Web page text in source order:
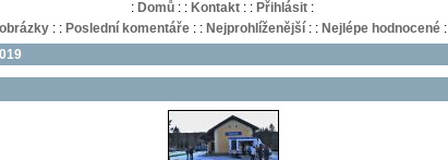
: Domů : : Kontakt : : Přihlásit :
: : Poslední komentáře: : Nejprohlíženější: : Nejlépe hodnocené: